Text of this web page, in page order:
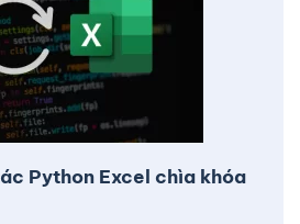
Python Excel chìa khóa